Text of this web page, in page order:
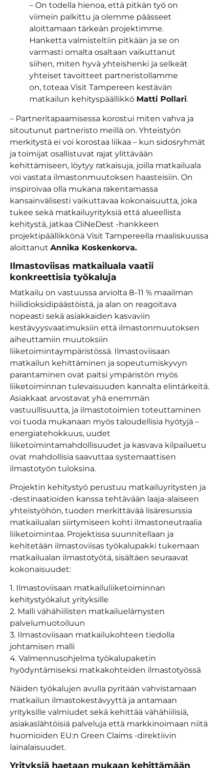
– On todella hienoa, että pitkän työ on
viimein palkittu ja olemme päässeet
aloittamaan tärkeän projektimme.
Hanketta valmisteltiin pitkään ja se on
varmasti omalta osaltaan vaikuttanut
siihen, miten hyvä yhteishenki ja selkeät
yhteiset tavoitteet partneristollamme
on, toteaa Visit Tampereen kestävän
matkailun kehityspäällikkö Matti Pollari.
– Partneritapaamisessa korostui miten vahva ja
sitoutunut partneristo meillä on. Yhteistyön
merkitystä ei voi korostaa liikaa – kun sidosryhmät
ja toimijat osallistuvat rajat ylittävään
kehittämiseen, löytyy ratkaisuja, joilla matkailuala
voi vastata ilmastonmuutoksen haasteisiin. On
inspiroivaa olla mukana rakentamassa
kansainvälisesti vaikuttavaa kokonaisuutta, joka
tukee sekä matkailuyrityksiä että alueellista
kehitystä, jatkaa CliNeDest -hankkeen
projektipäällikkönä Visit Tampereella maaliskuussa
aloittanut Annika Koskenkorva.
Ilmastoviisas matkailuala vaatii
konkreettisia työkaluja
Matkailu on vastuussa arviolta 8–11 % maailman
hiilidioksidipäästöistä, ja alan on reagoitava
nopeasti sekä asiakkaiden kasvaviin
kestävyysvaatimuksiin että ilmastonmuutoksen
aiheuttamiin muutoksiin
liiketoimintaympäristössä. Ilmastoviisaan
matkailun kehittäminen ja sopeutumiskyvyn
parantaminen ovat paitsi ympäristön myös
liiketoiminnan tulevaisuuden kannalta elintärkeitä.
Asiakkaat arvostavat yhä enemmän
vastuullisuutta, ja ilmastotoimien toteuttaminen
voi tuoda mukanaan myös taloudellisia hyötyjä –
energiatehokkuus, uudet
liiketoimintamahdollisuudet ja kasvava kilpailuetu
ovat mahdollisia saavuttaa systemaattisen
ilmastotyön tuloksina.
Projektin kehitystyö perustuu matkailuyritysten ja
-destinaatioiden kanssa tehtävään laaja-alaiseen
yhteistyöhön, tuoden merkittävää lisäresurssia
matkailualan siirtymiseen kohti ilmastoneutraalia
liiketoimintaa. Projektissa suunnitellaan ja
kehitetään ilmastoviisas työkalupakki tukemaan
matkailualan ilmastotyötä, sisältäen seuraavat
kokonaisuudet:
1. Ilmastoviisaan matkailuliiketoiminnan
kehitystyökalut yrityksille
2. Malli vähähiilisten matkailuelämysten
palvelumuotoiluun
3. Ilmastoviisaan matkailukohteen tiedolla
johtamisen malli
4. Valmennusohjelma työkalupaketin
hyödyntämiseksi matkakohteiden ilmastotyössä
Näiden työkalujen avulla pyritään vahvistamaan
matkailun ilmastokestävyyttä ja antamaan
yrityksille valmiudet sekä kehittää vähähiilisiä,
asiakaslähtöisiä palveluja että markkinoimaan niitä
huomioiden EU:n Green Claims -direktiivin
lainalaisuudet.
Yrityksiä haetaan mukaan kehittämään